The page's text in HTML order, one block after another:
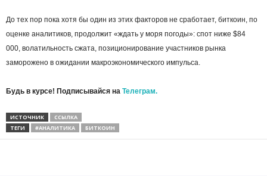
До тех пор пока хотя бы один из этих факторов не сработает, биткоин, по
оценке аналитиков, продолжит «ждать у моря погоды»: спот ниже $84
000, волатильность сжата, позиционирование участников рынка
заморожено в ожидании макроэкономического импульса.
Будь в курсе! Подписывайся на Телеграм.
ИСТОЧНИК
ССЫЛКА
ТЕГИ
#АНАЛИТИКА БИТКОИН